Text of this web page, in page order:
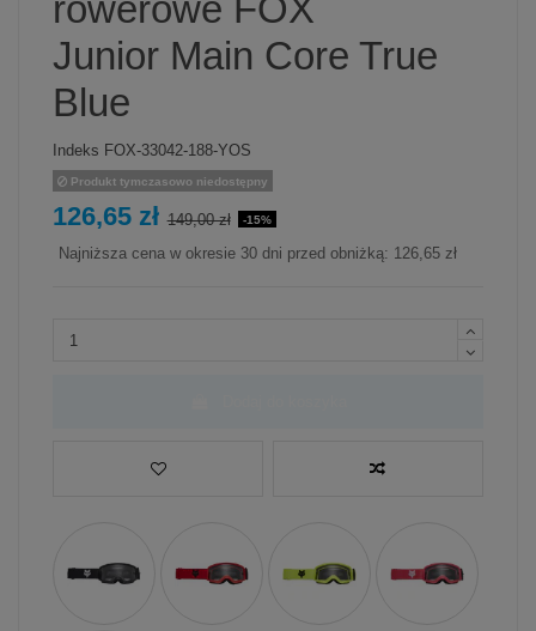
rowerowe FOX
Junior Main Core True
Blue
Indeks FOX-33042-188-YOS
Produkt tymczasowo niedostępny
126,65 zł 149,00 zł -15%
Najniższa cena w okresie 30 dni przed obniżką: 126,65 zł